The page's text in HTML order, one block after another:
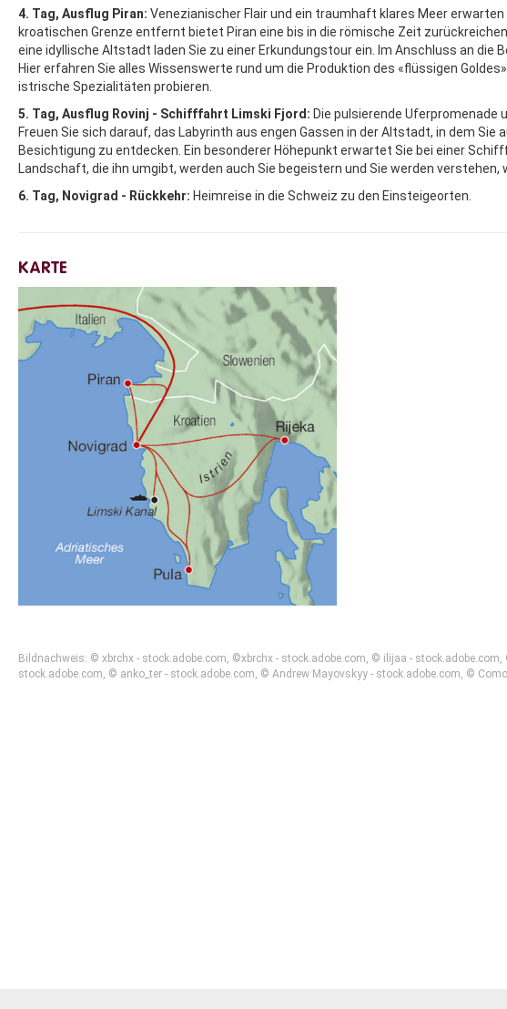
4. Tag, Ausflug Piran: Venezianischer Flair und ein traumhaft klares Meer
kroatischen Grenze entfernt bietet Piran eine bis in die römische Zeit
eine idyllische Altstadt laden Sie zu einer Erkundungstour ein. Im Anschluss an die
Hier erfahren Sie alles Wissenswerte rund um die Produktion des «flüssigen
istrische Spezialitäten probieren.
5. Tag, Ausflug Rovinj - Schifffahrt Limski Fjord: Die pulsierende Uferpromenade
Freuen Sie sich darauf, das Labyrinth aus engen Gassen in der Altstadt, in dem Sie
Besichtigung zu entdecken. Ein besonderer Höhepunkt erwartet Sie bei einer
Landschaft, die ihn umgibt, werden auch Sie begeistern und Sie werden
6. Tag, Novigrad - Rückkehr: Heimreise in die Schweiz zu den Einsteigeorten.
KARTE
Bildnachweis: © xbrchx - stock.adobe.com, ©xbrchx - stock.adobe.com, © ilijaa -
stock.adobe.com, © anko_ter - stock.adobe.com, © Andrew Mayovskyy - stock.adobe.com, ©